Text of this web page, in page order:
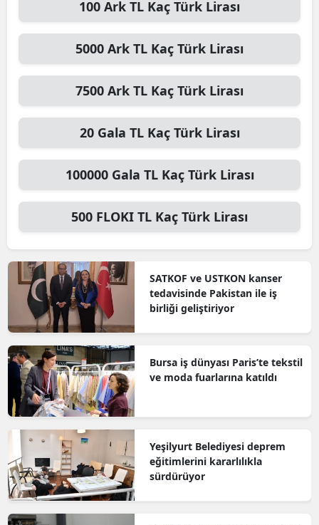
100 Ark TL Kaç Türk Lirası
5000 Ark TL Kaç Türk Lirası
7500 Ark TL Kaç Türk Lirası
20 Gala TLKaç Türk Lirası
100000 Gala TLKaç Türk Lirası
500 FLOKI TL Kaç Türk Lirası
SATKOF ve USTKON kanser
tedavisinde Pakistan ile iş
birliği geliştiriyor
Bursa iş dünyası Paris’te tekstil
ve moda fuarlarına katıldı
Yeşilyurt Belediyesi deprem
eğitimlerini kararlılıkla
sürdürüyor